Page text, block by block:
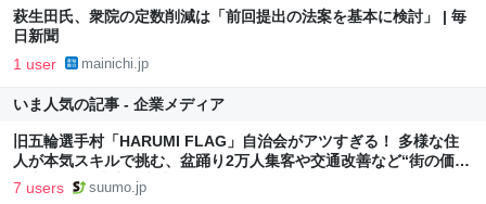
萩生田氏、衆院の定数削減は「前回提出の法案を基本に検討」 | 毎
日新聞
1 user mainichi.jp
いま人気の記事 - 企業メディア
旧五輪選手村「HARUMI FLAG」自治会がアツすぎる！ 多様な住
人が本気スキルで挑む、盆踊り2万人集客や交通改善など“街の価値
向上”戦略 東京・中央区
7 users suumo.jp